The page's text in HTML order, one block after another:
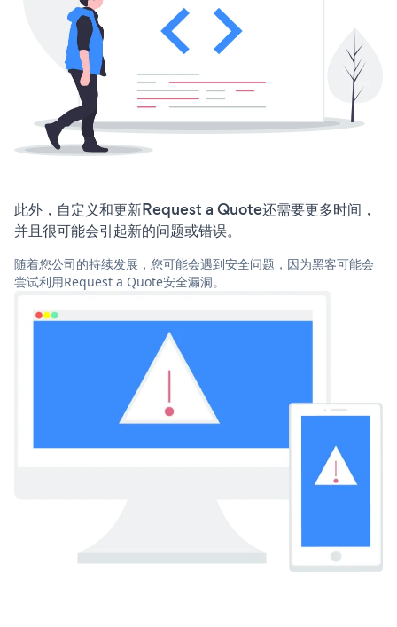
此外，自定义和更新Request a Quote还需要更多时间，
并且很可能会引起新的问题或错误。
随着您公司的持续发展，您可能会遇到安全问题，因为黑客可能会
尝试利用Request a Quote安全漏洞。